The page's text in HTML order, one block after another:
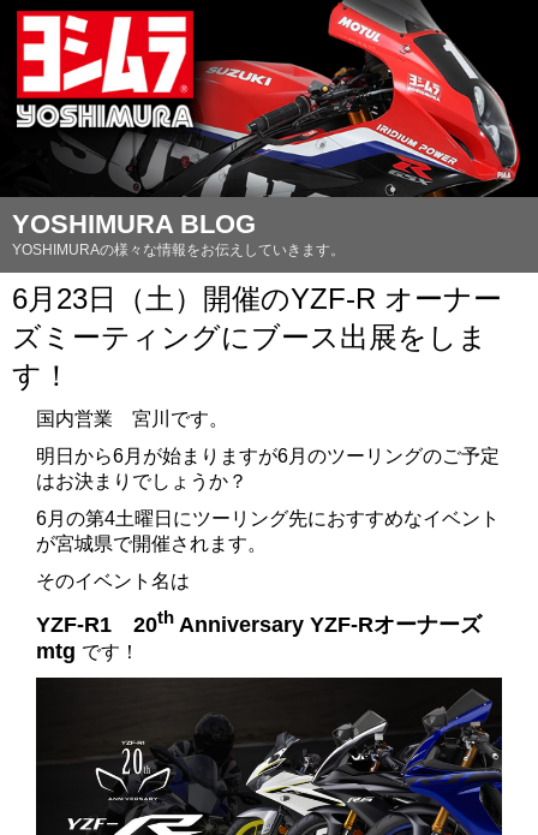
YOSHIMURA BLOG
YOSHIMURAの様々な情報をお伝えしていきます。
6月23日（土）開催のYZF-R オーナー
ズミーティングにブース出展をしま
す！
国内営業 宮川です。
明日から6月が始まりますが6月のツーリングのご予定
はお決まりでしょうか？
6月の第4土曜日にツーリング先におすすめなイベント
が宮城県で開催されます。
そのイベント名は
YZF-R1 20th Anniversary YZF-Rオーナーズ
mtg です！